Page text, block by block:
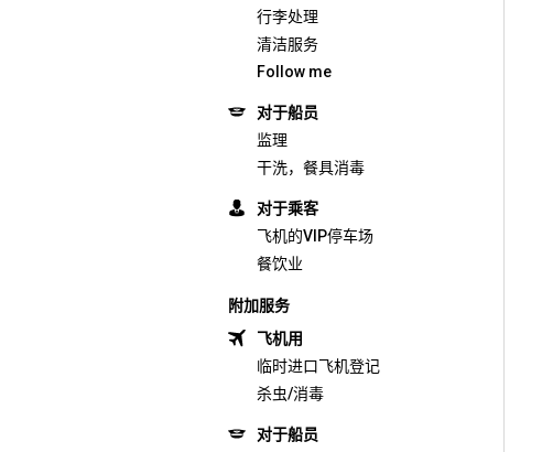
行李处理
清洁服务
Follow me
对于船员
监理
干洗，餐具消毒
对于乘客
飞机的VIP停车场
餐饮业
附加服务
飞机用
临时进口飞机登记
杀虫/消毒
对于船员